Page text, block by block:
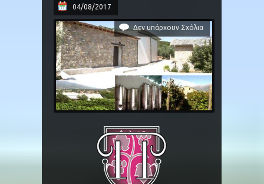
04/08/2017
Δεν υπάρχουν Σχόλια